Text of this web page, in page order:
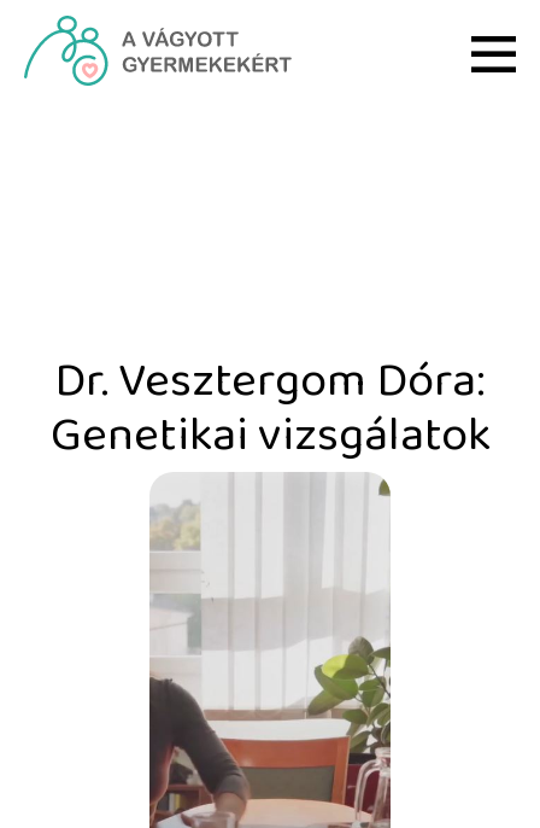
Ugrás a fő tartalomhoz
Dr. Vesztergom Dóra:
Genetikai vizsgálatok